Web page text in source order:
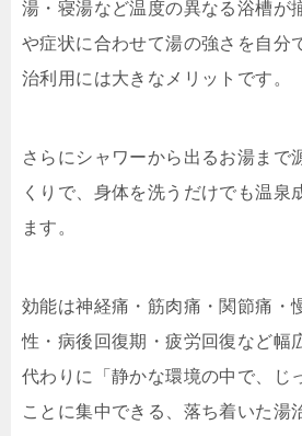
湯・寝湯など温度の異なる浴槽が
や症状に合わせて湯の強さを自分
治利用には大きなメリットです。
さらにシャワーから出るお湯まで
くりで、身体を洗うだけでも温泉
ます。
効能は神経痛・筋肉痛・関節痛・
性・病後回復期・疲労回復など幅
代わりに「静かな環境の中で、じ
ことに集中できる、落ち着いた湯